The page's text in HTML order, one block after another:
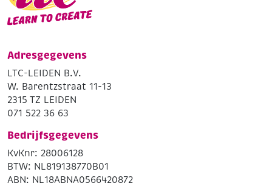
Adresgegevens
LTC-LEIDEN B.V.
W. Barentzstraat 11-13
2315 TZ LEIDEN
071 522 36 63
Bedrijfsgegevens
KvKnr: 28006128
BTW: NL819138770B01
ABN: NL18ABNA0566420872